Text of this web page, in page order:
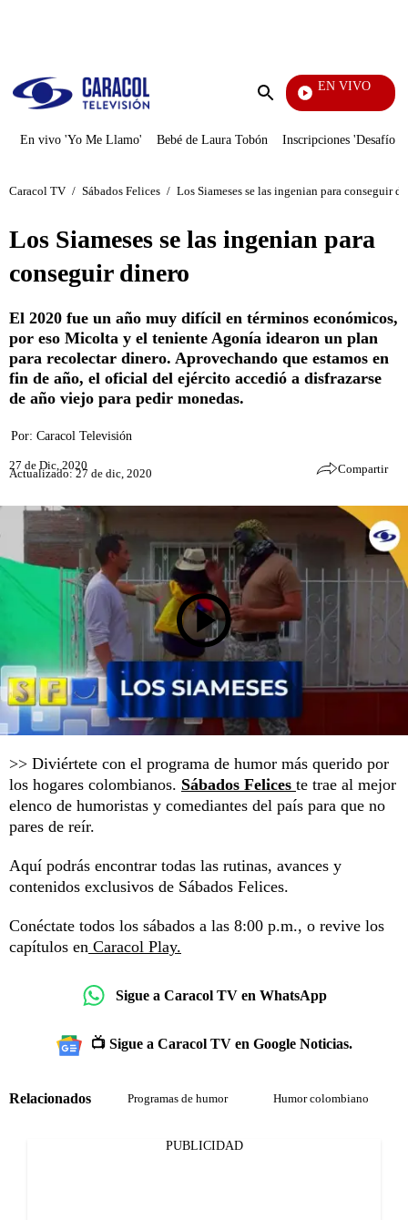
Enviar
EN VIVO
Pura
En vivo 'Yo Me Llamo' Bebé de Laura Tobón Inscripciones 'Desafío'
Caracol TV / Sábados Felices / Los Siameses se las ingenian para conseguir
Los Siameses se las ingenian para
conseguir dinero
El 2020 fue un año muy difícil en términos económicos,
por eso Micolta y el teniente Agonía idearon un plan
para recolectar dinero. Aprovechando que estamos en
fin de año, el oficial del ejército accedió a disfrazarse
de año viejo para pedir monedas.
Por: Caracol Televisión
27 de Dic, 2020
Actualizado: 27 de dic, 2020 Compartir
>> Diviértete con el programa de humor más querido por
los hogares colombianos. Sábados Felices te trae al mejor
elenco de humoristas y comediantes del país para que no
pares de reír.
Aquí podrás encontrar todas las rutinas, avances y
contenidos exclusivos de Sábados Felices.
Conéctate todos los sábados a las 8:00 p.m., o revive los
capítulos en Caracol Play.
Sigue a Caracol TV en WhatsApp
📺 Sigue a Caracol TV en Google Noticias.
Relacionados Programas de humor Humor colombiano
PUBLICIDAD